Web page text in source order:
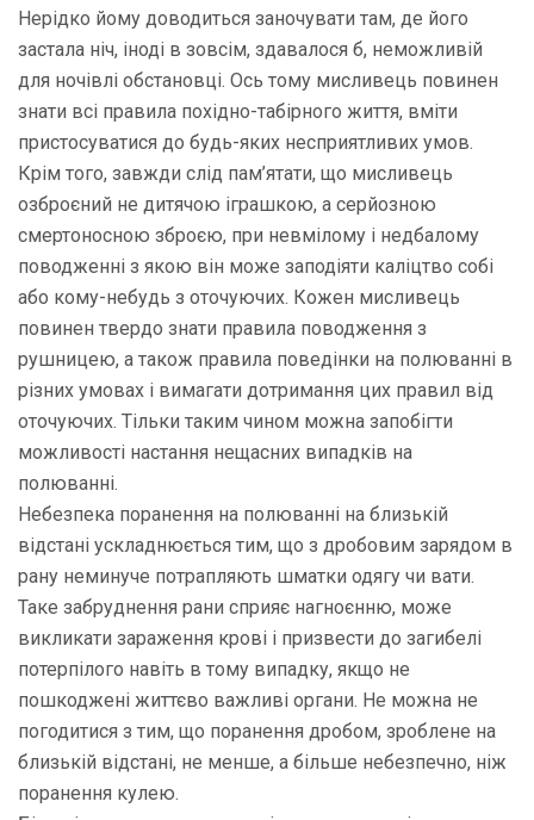
Нерідко йому доводиться заночувати там, де його
застала ніч, іноді в зовсім, здавалося б, неможливій
для ночівлі обстановці. Ось тому мисливець повинен
знати всі правила похідно-табірного життя, вміти
пристосуватися до будь-яких несприятливих умов.
Крім того, завжди слід пам’ятати, що мисливець
озброєний не дитячою іграшкою, а серйозною
смертоносною зброєю, при невмілому і недбалому
поводженні з якою він може заподіяти каліцтво собі
або кому-небудь з оточуючих. Кожен мисливець
повинен твердо знати правила поводження з
рушницею, а також правила поведінки на полюванні в
різних умовах і вимагати дотримання цих правил від
оточуючих. Тільки таким чином можна запобігти
можливості настання нещасних випадків на
полюванні.
Небезпека поранення на полюванні на близькій
відстані ускладнюється тим, що з дробовим зарядом в
рану неминуче потрапляють шматки одягу чи вати.
Таке забруднення рани сприяє нагноєнню, може
викликати зараження крові і призвести до загибелі
потерпілого навіть в тому випадку, якщо не
пошкоджені життєво важливі органи. Не можна не
погодитися з тим, що поранення дробом, зроблене на
близькій відстані, не менше, а більше небезпечно, ніж
поранення кулею.